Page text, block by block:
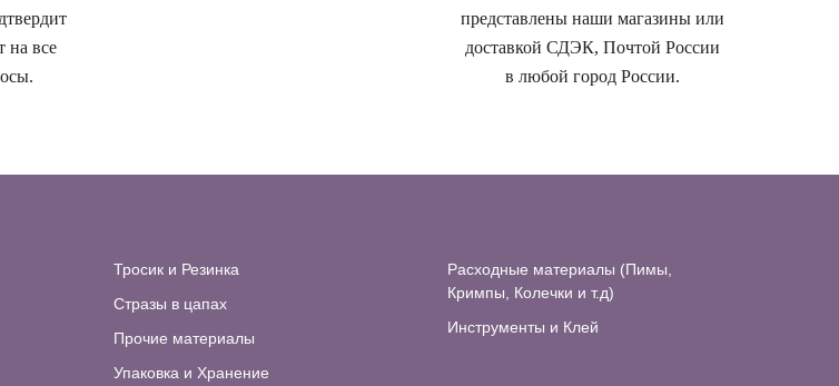
на все
представлены наши магазины или
доставкой СДЭК, Почтой России
в любой город России.
Тросик и Резинка
Стразы в цапах
Прочие материалы
Упаковка и Хранение
Расходные материалы (Пимы,
Кримпы, Колечки и т.д)
Инструменты и Клей